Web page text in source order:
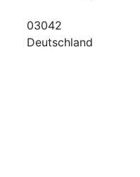
03042
Deutschland